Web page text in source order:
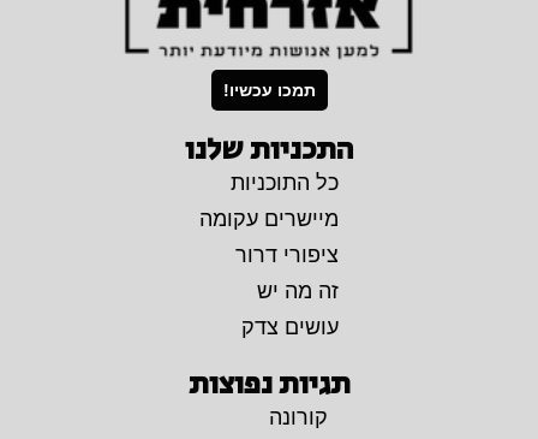
תמכו עכשיו!
התכניות שלנו
כל התוכניות
מיישרים עקומה
ציפורי דרור
זה מה יש
עושים צדק
תגיות נפוצות
קורונה